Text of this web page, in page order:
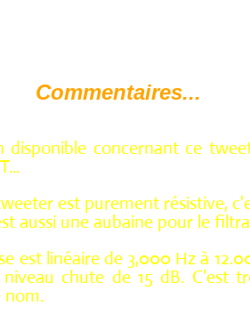
Commentaires...
disponible concernant ce
est purement résistive,
aussi une aubaine pour le
est linéaire de 3,000 Hz à
chute de 15 dB. C'est
nom.